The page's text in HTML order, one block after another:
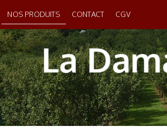
NOS PRODUITS CONTACT CGV